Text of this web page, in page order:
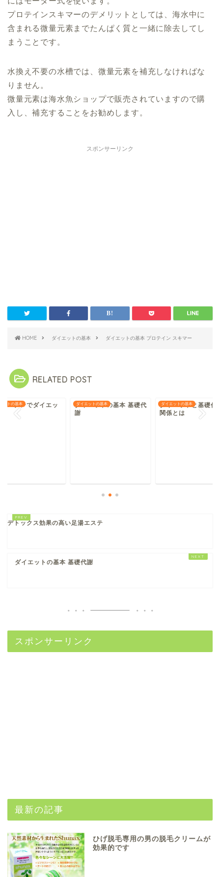
プロテインスキマーのデメリットとしては、海水中に
含まれる微量元素までたんぱく質と一緒に除去してし
まうことです。
水換え不要の水槽では、微量元素を補充しなければな
りません。
微量元素は海水魚ショップで販売されていますので購
入し、補充することをお勧めします。
スポンサーリンク
HOME ダイエットの基本 ダイエットの基本 プロテイン スキマー
RELATED POST
ットの基本
ニチンでダイエッ ダイエットの基本
ダイエットの基本 基礎代
謝
ダイエットの基本
ダイエットと基礎代
関係とは
デトックス効果の高い足湯エステ
ダイエットの基本 基礎代謝
スポンサーリンク
最新の記事
ひげ脱毛専用の男の脱毛クリームが
効果的です